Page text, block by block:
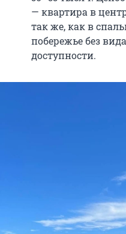
— квартира в
так же, как в
побережье без
доступности.